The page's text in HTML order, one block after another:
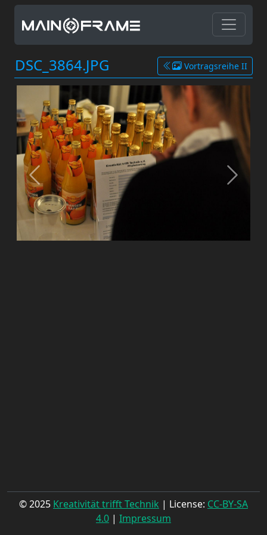
DSC_3864.JPG Vortragsreihe II
© 2025 Kreativität trifft Technik | License: CC-BY-SA
4.0 | Impressum